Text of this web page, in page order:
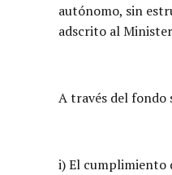
autónomo, sin
adscrito al
A través del fondo
i) El cumplimiento